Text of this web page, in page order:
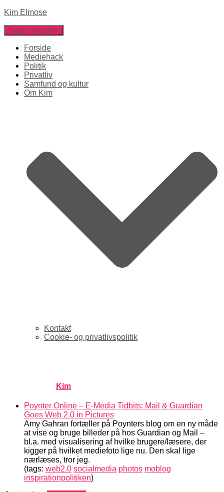
Kim Elmose
Toggle Navigation
Forside
Mediehack
Politik
Privatliv
Samfund og kultur
Om Kim
Kontakt
Cookie- og privatlivspolitik
Kim
Poynter Online – E-Media Tidbits: Mail & Guardian
Goes Web 2.0 in Pictures
Amy Gahran fortæller på Poynters blog om en ny måde
at vise og bruge billeder på hos Guardian og Mail –
bl.a. med visualisering af hvilke brugere/læsere, der
kigger på hvilket mediefoto lige nu. Den skal lige
nærlæses, tror jeg.
(tags: web2.0 socialmedia photos moblog
inspirationpolitiken)